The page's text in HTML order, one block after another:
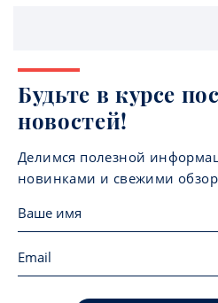
Будьте в курсе
новостей!
Делимся полезной
новинками и свежими